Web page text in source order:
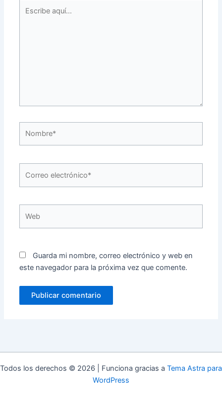
aquí...
electrónico*
Guarda mi nombre, correo electrónico y web en
este navegador para la próxima vez que comente.
Todos los derechos © 2026 | Funciona gracias a Tema Astra para
WordPress